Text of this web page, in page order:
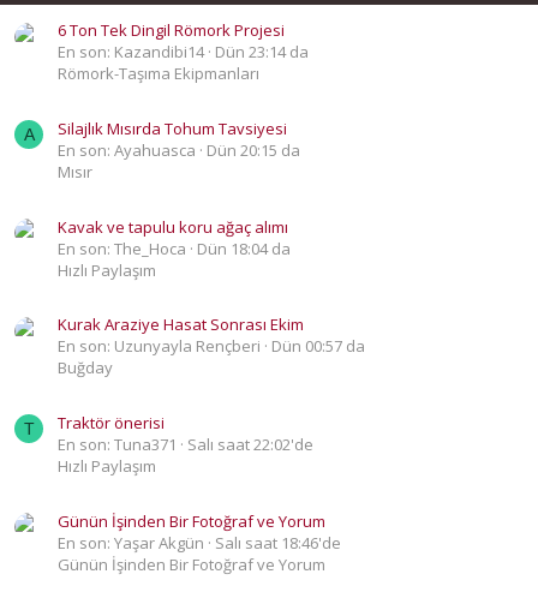
6 Ton Tek Dingil Römork Projesi
En son: Kazandibi14 Dün 23:14 da
Römork-Taşıma Ekipmanları
A
Silajlık Mısırda Tohum Tavsiyesi
En son: Ayahuasca
Dün 20:15 da
Mısır
Kavak ve tapulu koru ağaç alımı
En son: The_Hoca
Dün 18:04 da
Hızlı Paylaşım
Kurak Araziye Hasat Sonrası Ekim
En son: Uzunyayla Rençberi
Dün 00:57 da
Buğday
T
Traktör önerisi
En son: Tuna371
Salı saat 22:02'de
Hızlı Paylaşım
Günün İşinden Bir Fotoğraf ve Yorum
En son: Yaşar Akgün
Salı saat 18:46'de
Günün İşinden Bir Fotoğraf ve Yorum